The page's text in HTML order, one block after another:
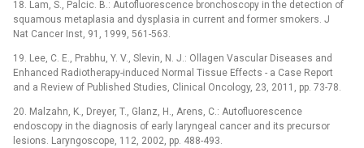
18. Lam, S., Palcic. B.: Autofluorescence bronchoscopy in the detection of
squamous metaplasia and dysplasia in current and former smokers. J
Nat Cancer Inst, 91, 1999, 561-563.
19. Lee, C. E., Prabhu, Y. V., Slevin, N. J.: Ollagen Vascular Diseases and
Enhanced Radiotherapy-induced Normal Tissue Effects -⁠ a Case Report
and a Review of Published Studies, Clinical Oncology, 23, 2011, pp. 73-78.
20. Malzahn, K., Dreyer, T., Glanz, H., Arens, C.: Autofluorescence
endoscopy in the diagnosis of early laryngeal cancer and its precursor
lesions. Laryngoscope, 112, 2002, pp. 488-493.